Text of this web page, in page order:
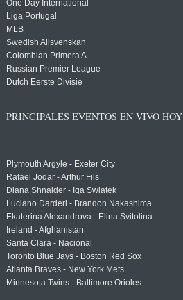
One Day International
Liga Portugal
MLB
Swedish Allsvenskan
Colombian Primera A
Russian Premier League
Dutch Eerste Divisie
PRINCIPALES EVENTOS EN VIVO HOY
Plymouth Argyle - Exeter City
Rafael Jodar - Arthur Fils
Diana Shnaider - Iga Swiatek
Luciano Darderi - Brandon Nakashima
Ekaterina Alexandrova - Elina Svitolina
Ireland - Afghanistan
Santa Clara - Nacional
Toronto Blue Jays - Boston Red Sox
Atlanta Braves - New York Mets
Minnesota Twins - Baltimore Orioles